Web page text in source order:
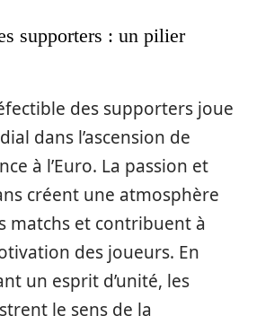
supporters : un pilier
des supporters joue
dans l’ascension de
à l’Euro. La passion et
créent une atmosphère
matchs et contribuent à
des joueurs. En
un esprit d’unité, les
le sens de la